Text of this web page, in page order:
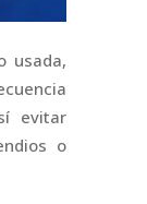
usada,
evitar
o